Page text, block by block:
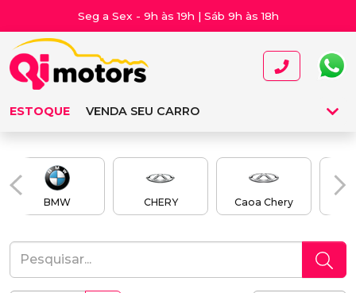
Seg a Sex - 9h às 19h | Sáb 9h às 18h
ESTOQUE VENDA SEU CARRO
BMW CHERY Caoa Chery